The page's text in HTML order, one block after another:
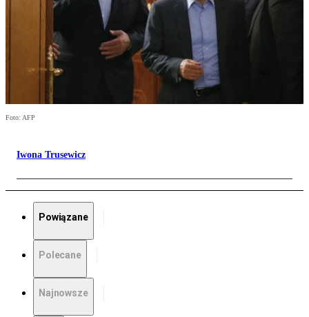
Foto: AFP
Iwona Trusewicz
Powiązane
Polecane
Najnowsze